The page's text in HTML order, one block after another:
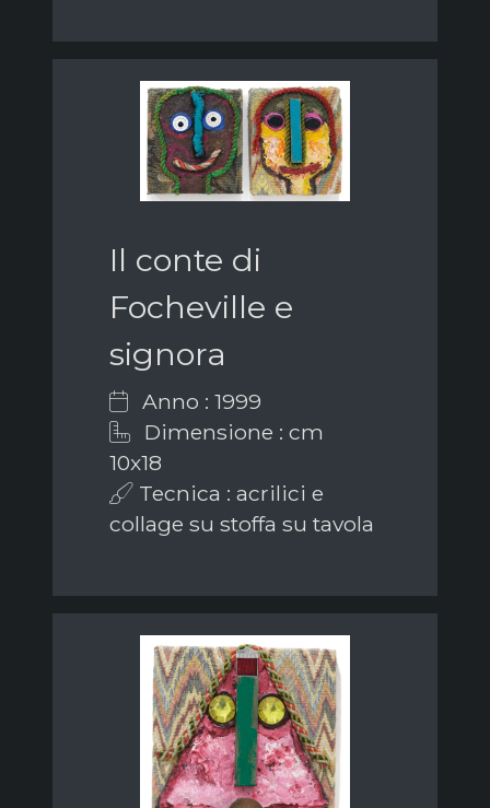
Il conte di
Focheville e
signora
Anno : 1999
Dimensione : cm
10x18
Tecnica : acrilici e
collage su stoffa su tavola